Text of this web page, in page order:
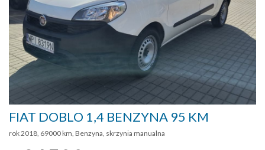
FIAT DOBLO 1,4 BENZYNA 95 KM
rok 2018, 69000 km, Benzyna, skrzynia manualna